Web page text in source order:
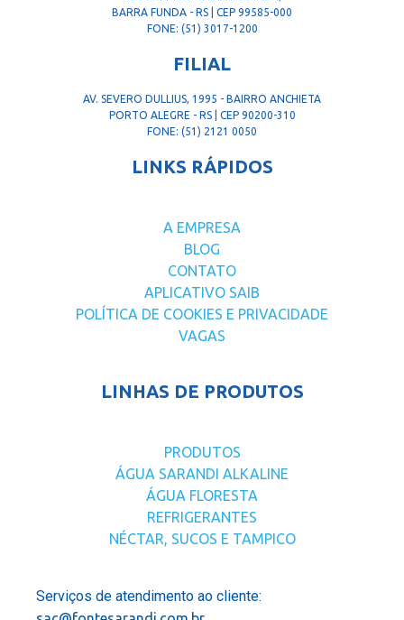
BARRA FUNDA - RS | CEP 99585-000
FONE: (51) 3017-1200
FILIAL
AV. SEVERO DULLIUS, 1995 - BAIRRO ANCHIETA
PORTO ALEGRE - RS | CEP 90200-310
FONE: (51) 2121 0050
LINKS RÁPIDOS
A EMPRESA
BLOG
CONTATO
APLICATIVO SAIB
POLÍTICA DE COOKIES E PRIVACIDADE
VAGAS
LINHAS DE PRODUTOS
PRODUTOS
ÁGUA SARANDI ALKALINE
ÁGUA FLORESTA
REFRIGERANTES
NÉCTAR, SUCOS E TAMPICO
Serviços de atendimento ao cliente: